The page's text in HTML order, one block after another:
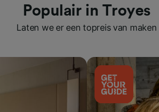
Populair in Troyes
Laten we er een topreis van maken